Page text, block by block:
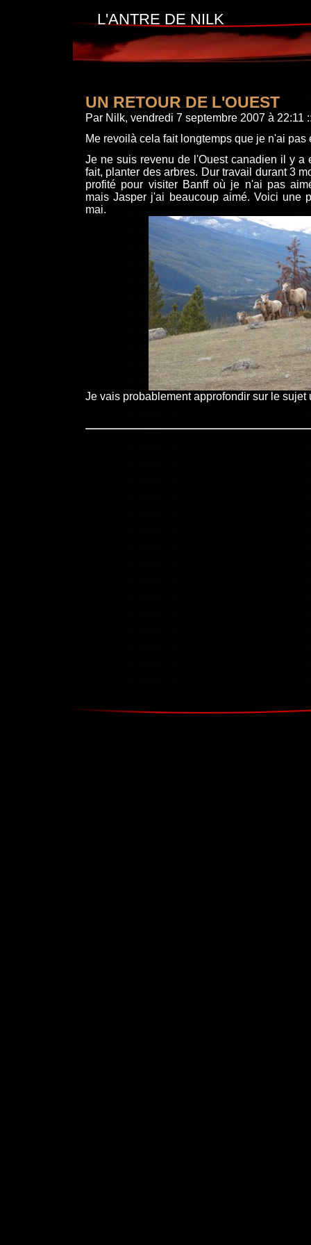
L'ANTRE DE NILK
UN RETOUR DE L'OUEST
Par Nilk, vendredi 7 septembre 2007 à 22:11
Me revoilà cela fait longtemps que je n'ai pas
Je ne suis revenu de l'Ouest canadien il y a
fait, planter des arbres. Dur travail durant 3
profité pour visiter Banff où je n'ai pas
mais Jasper j'ai beaucoup aimé. Voici une
mai.
Je vais probablement approfondir sur le sujet